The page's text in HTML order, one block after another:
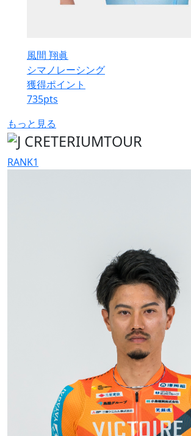
風間 翔眞
シマノレーシング
獲得ポイント
735pts
もっと見る
RANK1